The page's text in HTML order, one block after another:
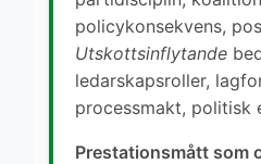
policykonsekvens,
Utskottsinflytande
ledarskapsroller,
processmakt, politisk
Prestationsmått som